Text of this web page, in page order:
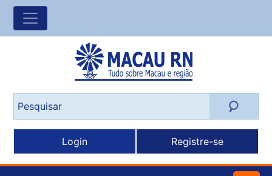
Login Registre-se